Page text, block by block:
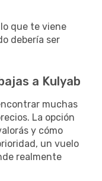
que te viene
debería ser
a Kulyab
muchas
La opción
y cómo
un vuelo
realmente